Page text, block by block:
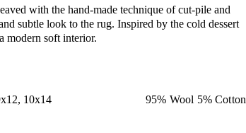
with the hand-made technique of cut-pile and
subtle look to the rug. Inspired by the cold dessert
modern soft interior.
10x14
95% Wool 5% Cotton